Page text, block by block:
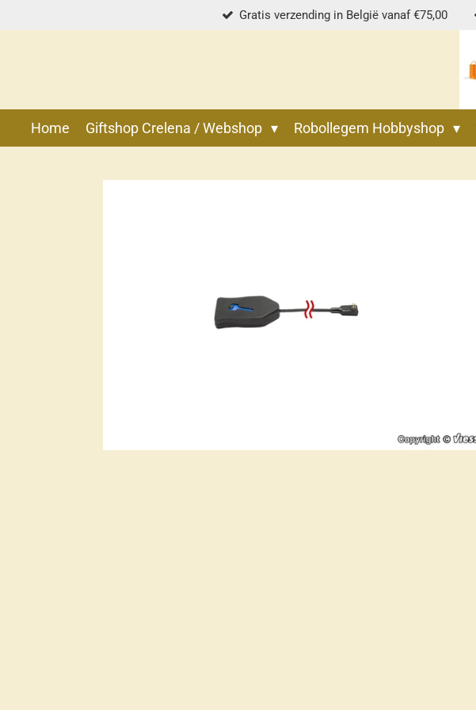
direct
Gratis verzending in België vanaf €75,00
Home Giftshop Crelena / Webshop Robollegem Hobbyshop